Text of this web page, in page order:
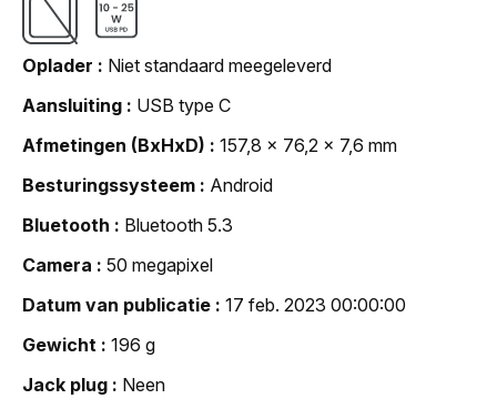
Oplader
Niet standaard meegeleverd
Aansluiting
USB type C
Afmetingen (BxHxD)
157,8 x 76,2 x 7,6 mm
Besturingssysteem
Android
Bluetooth
Bluetooth 5.3
Camera
50 megapixel
Datum van publicatie
17 feb. 2023 00:00:00
Gewicht
196 g
Jack plug
Neen